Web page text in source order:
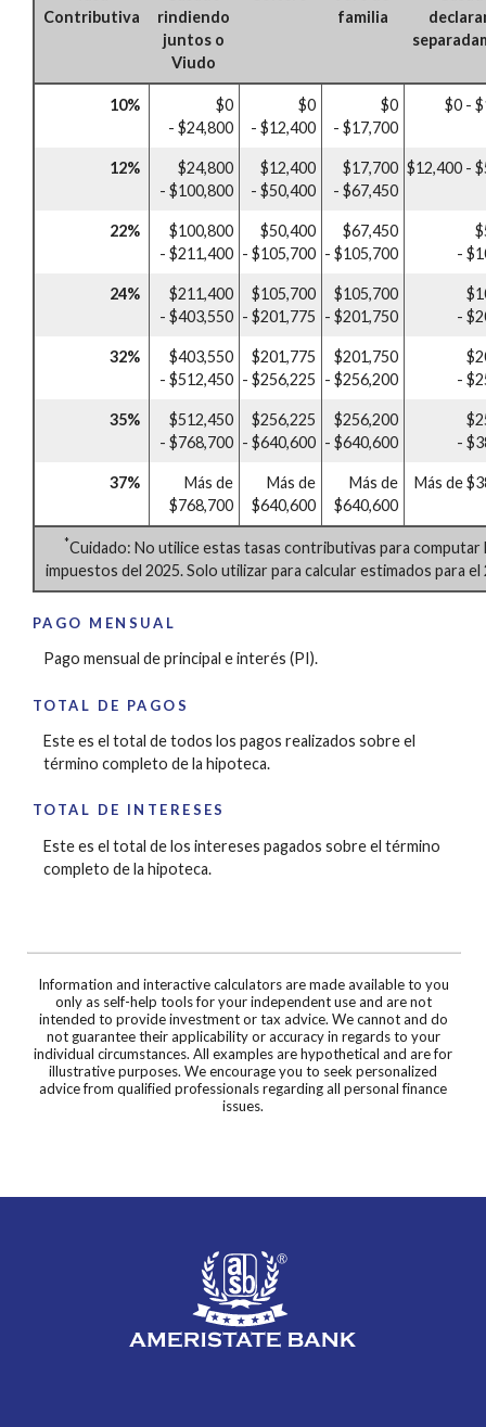
Contributiva
rindiendo
juntos o
Viudo
familia
10%
$0
- $24,800
$0
- $12,400
$0
- $17,700
$0 -
12%
$24,800
- $100,800
$12,400
- $50,400
$17,700
- $67,450
$12,400 -
22%
$100,800
- $211,400
$50,400
- $105,700
$67,450
- $105,700
-
24%
$211,400
- $403,550
$105,700
- $201,775
$105,700
- $201,750
-
32%
$403,550
- $512,450
$201,775
- $256,225
$201,750
- $256,200
-
35%
$512,450
- $768,700
$256,225
- $640,600
$256,200
- $640,600
-
37%
Más de
$768,700
Más de
$640,600
Más de
$640,600
Más de
*Cuidado: No utilice estas tasas contributivas para computar
impuestos del 2025. Solo utilizar para calcular estimados para el
PAGO MENSUAL
Pago mensual de principal e interés (PI).
TOTAL DE PAGOS
Este es el total de todos los pagos realizados sobre el
término completo de la hipoteca.
TOTAL DE INTERESES
Este es el total de los intereses pagados sobre el término
completo de la hipoteca.
Information and interactive calculators are made available to you
only as self-help tools for your independent use and are not
intended to provide investment or tax advice. We cannot and do
not guarantee their applicability or accuracy in regards to your
individual circumstances. All examples are hypothetical and are for
illustrative purposes. We encourage you to seek personalized
advice from qualified professionals regarding all personal finance
issues.
AmeriState Bank